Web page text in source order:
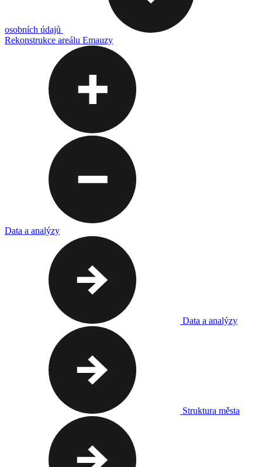
osobních údajů
Rekonstrukce areálu Emauzy
Data a analýzy
Data a analýzy
Struktura města